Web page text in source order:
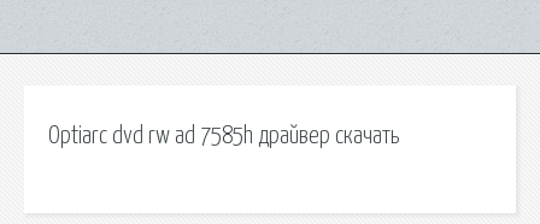
Optiarc dvd rw ad 7585h драйвер скачать